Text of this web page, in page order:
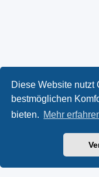
Diese Website nutzt
bestmöglichen
bieten. Mehr